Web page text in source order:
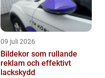
09 juli 2026
Bildekor som rullande
reklam och effektivt
lackskydd